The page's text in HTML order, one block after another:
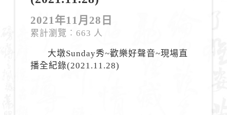
2021年11月28日
累計瀏覽︰663 人
大墩Sunday秀~歡樂好聲音~現場直
播全紀錄(2021.11.28)